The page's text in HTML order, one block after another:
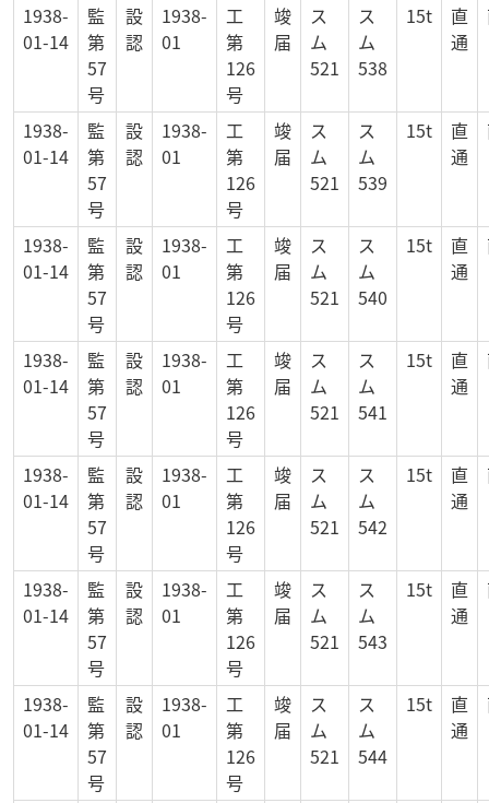
1938-
01-14
監
第
57
号
設
認
1938-
01
工
第
126
号
竣
届
ス
ム
521
ス
ム
538
15t
直
通
1938-
01-14
監
第
57
号
設
認
1938-
01
工
第
126
号
竣
届
ス
ム
521
ス
ム
539
15t
直
通
1938-
01-14
監
第
57
号
設
認
1938-
01
工
第
126
号
竣
届
ス
ム
521
ス
ム
540
15t
直
通
1938-
01-14
監
第
57
号
設
認
1938-
01
工
第
126
号
竣
届
ス
ム
521
ス
ム
541
15t
直
通
1938-
01-14
監
第
57
号
設
認
1938-
01
工
第
126
号
竣
届
ス
ム
521
ス
ム
542
15t
直
通
1938-
01-14
監
第
57
号
設
認
1938-
01
工
第
126
号
竣
届
ス
ム
521
ス
ム
543
15t
直
通
1938-
01-14
監
第
57
号
設
認
1938-
01
工
第
126
号
竣
届
ス
ム
521
ス
ム
544
15t
直
通